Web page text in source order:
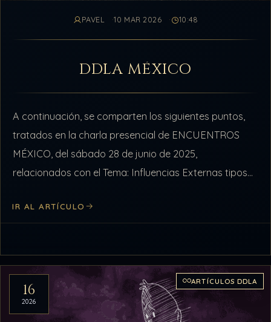
PAVEL 10 MAR 2026 10:48
DDLA MÉXICO
A continuación, se comparten los siguientes puntos,
tratados en la charla presencial de ENCUENTROS
MÉXICO, del sábado 28 de junio de 2025,
relacionados con el Tema: Influencias Externas tipos
IR AL ARTÍCULO
16
2026
ARTÍCULOS DDLA